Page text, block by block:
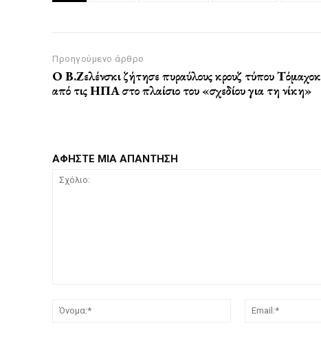
Προηγούμενο άρθρο
Ο Β.Ζελένσκι ζήτησε πυραύλους κρουζ τύπου Τόμαχοκ
από τις ΗΠΑ στο πλαίσιο του «σχεδίου για τη νίκη»
ΑΦΗΣΤΕ ΜΙΑ ΑΠΑΝΤΗΣΗ
Όνομα:*